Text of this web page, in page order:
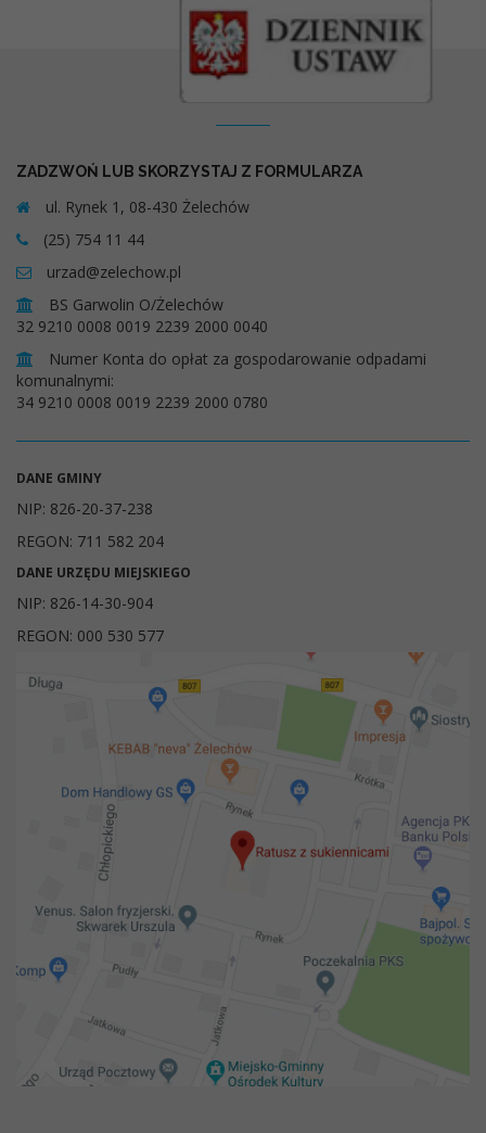
ZADZWOŃ LUB SKORZYSTAJ Z FORMULARZA
ul. Rynek 1, 08-430 Żelechów
(25) 754 11 44
urzad@zelechow.pl
BS Garwolin O/Żelechów
32 9210 0008 0019 2239 2000 0040
Numer Konta do opłat za gospodarowanie odpadami
komunalnymi:
34 9210 0008 0019 2239 2000 0780
DANE GMINY
NIP: 826-20-37-238
REGON: 711 582 204
DANE URZĘDU MIEJSKIEGO
NIP: 826-14-30-904
REGON: 000 530 577